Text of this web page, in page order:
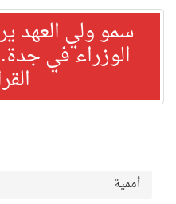
سمو ولي
الوزراء في
أممية